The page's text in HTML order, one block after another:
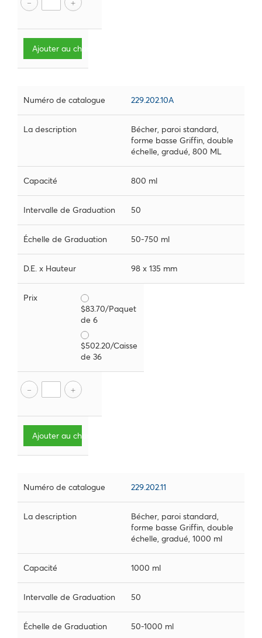
Ajouter au chariot
Numéro de catalogue 229.202.10A
La description
Bécher, paroi standard,
forme basse Griffin, double
échelle, gradué, 800 ML
Capacité 800 ml
Intervalle de Graduation 50
Échelle de Graduation 50-750 ml
D.E. x Hauteur 98 x 135 mm
Prix
$83.70/Paquet
de 6
$502.20/Caisse
de 36
Ajouter au chariot
Numéro de catalogue 229.202.11
La description
Bécher, paroi standard,
forme basse Griffin, double
échelle, gradué, 1000 ml
Capacité 1000 ml
Intervalle de Graduation 50
Échelle de Graduation 50-1000 ml